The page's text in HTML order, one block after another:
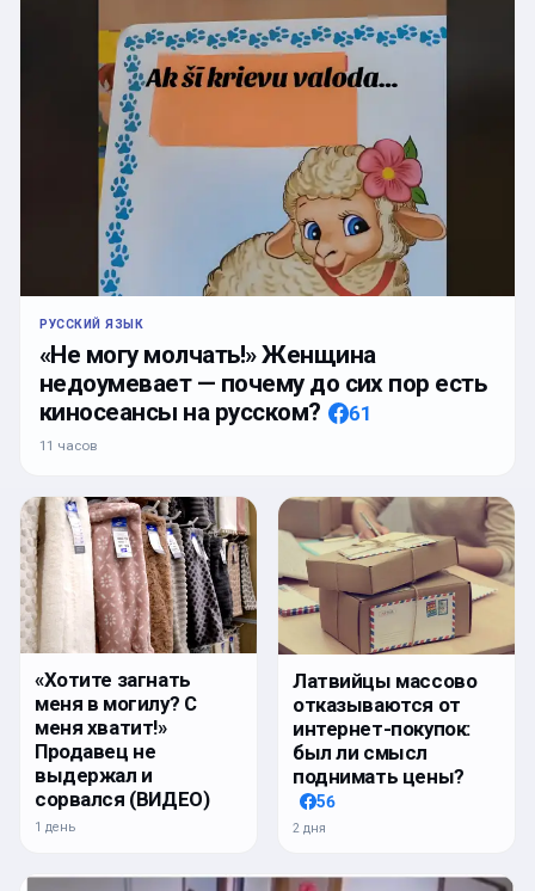
РУССКИЙ ЯЗЫК
«Не могу молчать!» Женщина
недоумевает — почему до сих пор есть
киносеансы на русском?
61
11 часов
«Хотите загнать
меня в могилу? С
меня хватит!»
Продавец не
выдержал и
сорвался (ВИДЕО)
1 день
Латвийцы массово
отказываются от
интернет-покупок:
был ли смысл
поднимать цены?
56
2 дня